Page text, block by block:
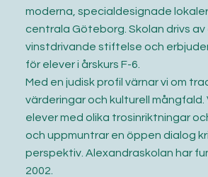
moderna, specialdesignade
centrala Göteborg. Skolan drivs av
vinstdrivande stiftelse och
för elever i årskurs F-6.
Med en judisk profil värnar vi om
värderingar och kulturell mångfald.
elever med olika trosinriktningar
och uppmuntrar en öppen dialog
perspektiv. Alexandraskolan har
2002.